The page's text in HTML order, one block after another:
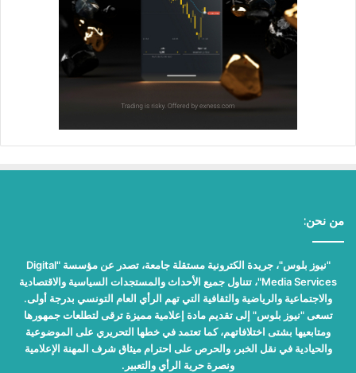
من نحن:
"نيوز بلوس"، جريدة الكترونية مستقلة جامعة، تصدر عن مؤسسة "Digital
Media Services"، تتناول جميع الأحداث والمستجدات السياسية والاقتصادية
والاجتماعية والرياضية والثقافية التي تهم الرأي العام التونسي بدرجة أولى.
تسعى "نيوز بلوس" إلى تقديم مادة إعلامية مميزة ترقى لتطلعات جمهورها
ومتابعيها بشتى اختلافاتهم، كما تعتمد في خطها التحريري على الموضوعية
والحيادية في نقل الخبر، والحرص على احترام ميثاق شرف المهنة الإعلامية
ونصرة حرية الرأي والتعبير.